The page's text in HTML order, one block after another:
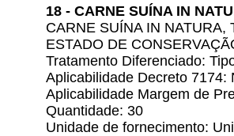
18 - CARNE SUÍNA IN
CARNE SUÍNA IN NATURA,
ESTADO DE
Tratamento Diferenciado:
Aplicabilidade Decreto 7174:
Aplicabilidade Margem de
Quantidade: 30
Unidade de fornecimento: